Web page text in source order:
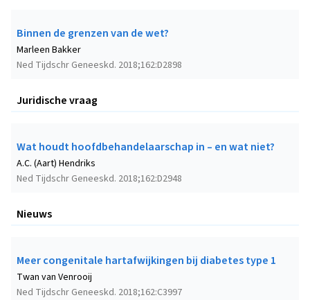
Binnen de grenzen van de wet?
Ned Tijdschr Geneeskd. 2018;162:D2898
Marleen Bakker
Juridische vraag
Wat houdt hoofdbehandelaarschap in – en wat niet?
Ned Tijdschr Geneeskd. 2018;162:D2948
A.C. (Aart) Hendriks
Nieuws
Meer congenitale hartafwijkingen bij diabetes type 1
Ned Tijdschr Geneeskd. 2018;162:C3997
Twan van Venrooij